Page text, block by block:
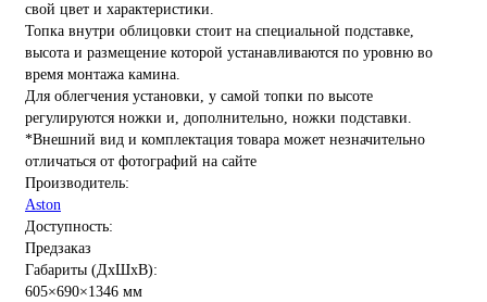
свой цвет и характеристики.
Топка внутри облицовки стоит на специальной подставке,
высота и размещение которой устанавливаются по уровню во
время монтажа камина.
Для облегчения установки, у самой топки по высоте
регулируются ножки и, дополнительно, ножки подставки.
*Внешний вид и комплектация товара может незначительно
отличаться от фотографий на сайте
Производитель:
Aston
Доступность:
Предзаказ
Габариты (ДхШхВ):
605×690×1346 мм